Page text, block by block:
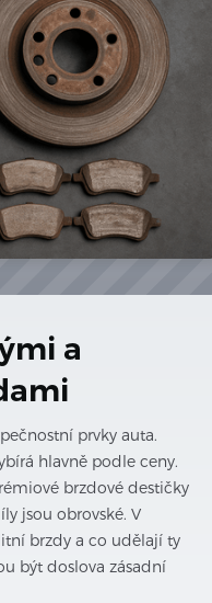
a
prvky auta.
hlavně podle ceny.
brzdové destičky
jsou obrovské. V
brzdy a co udělají ty
být doslova zásadní